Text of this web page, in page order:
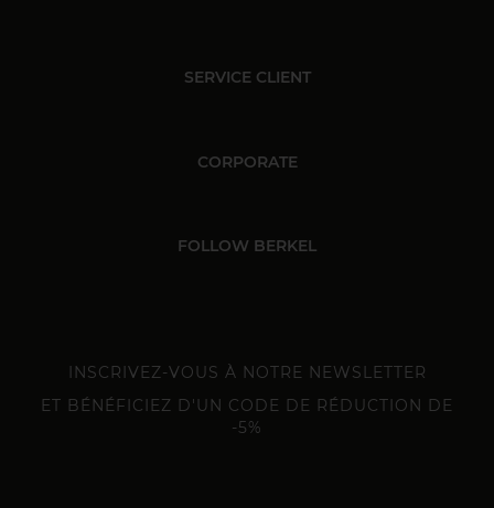
SERVICE CLIENT
CORPORATE
FOLLOW BERKEL
INSCRIVEZ-VOUS À NOTRE NEWSLETTER
ET BÉNÉFICIEZ D'UN CODE DE RÉDUCTION DE
-5%